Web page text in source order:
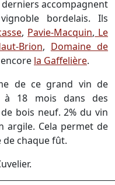
accompagnent
bordelais. Ils
, Pavie-Macquin, Le
Brion, Domaine de
la Gaffelière.
de ce grand vin de
à 18 mois dans des
bois neuf. 2% du vin
argile. Cela permet de
chaque fût.